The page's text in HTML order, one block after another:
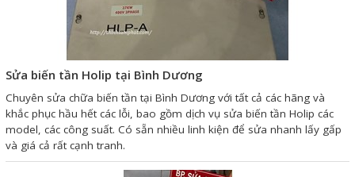
Sửa biến tần Holip tại Bình Dương
Chuyên sửa chữa biến tần tại Bình Dương với tất cả các hãng và
khắc phục hầu hết các lỗi, bao gồm dịch vụ sửa biến tần Holip các
model, các công suất. Có sẵn nhiều linh kiện để sửa nhanh lấy gấp
và giá cả rất cạnh tranh.
Giải pháp quản lý bằng mã
Bảng LED điện tử
Bảng điện tử năng suất
Bảng Led hiển thị nhiệt độ
độ ẩm